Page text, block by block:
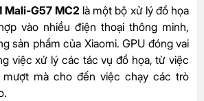
Mali-G57 MC2 là một bộ xử lý đồ họa
vào nhiều điện thoại thông minh,
sản phẩm của Xiaomi. GPU đóng vai
việc xử lý các tác vụ đồ họa, từ việc
mượt mà cho đến việc chạy các trò